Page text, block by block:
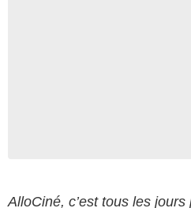
AlloCiné, c’est tous les